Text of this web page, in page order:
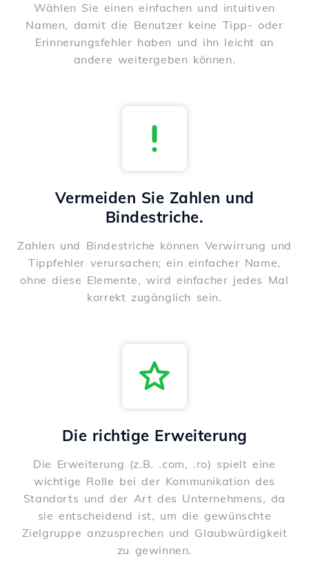
Wählen Sie einen einfachen und intuitiven
Namen, damit die Benutzer keine Tipp- oder
Erinnerungsfehler haben und ihn leicht an
andere weitergeben können.
Vermeiden Sie Zahlen und
Bindestriche.
Zahlen und Bindestriche können Verwirrung und
Tippfehler verursachen; ein einfacher Name,
ohne diese Elemente, wird einfacher jedes Mal
korrekt zugänglich sein.
Die richtige Erweiterung
Die Erweiterung (z.B. .com, .ro) spielt eine
wichtige Rolle bei der Kommunikation des
Standorts und der Art des Unternehmens, da
sie entscheidend ist, um die gewünschte
Zielgruppe anzusprechen und Glaubwürdigkeit
zu gewinnen.